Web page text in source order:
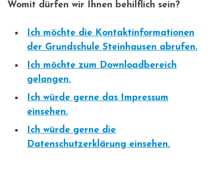
Womit dürfen wir Ihnen behilflich sein?
Ich möchte die Kontaktinformationen
der Grundschule Steinhausen abrufen.
Ich möchte zum Downloadbereich
gelangen.
Ich würde gerne das Impressum
einsehen.
Ich würde gerne die
Datenschutzerklärung einsehen.